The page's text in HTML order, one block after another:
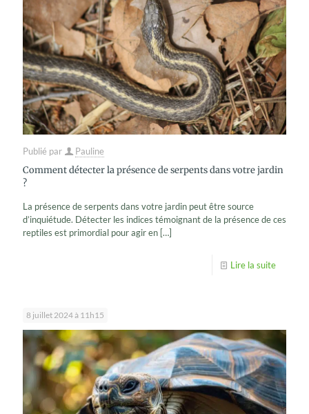
Publié par Pauline
Comment détecter la présence de serpents dans votre jardin
?
La présence de serpents dans votre jardin peut être source
d’inquiétude. Détecter les indices témoignant de la présence de ces
reptiles est primordial pour agir en […]
Lire la suite
8 juillet 2024 à 11h15